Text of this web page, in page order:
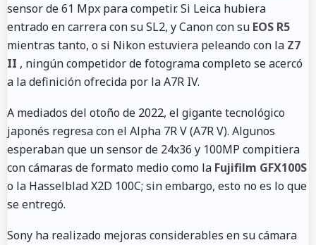
sensor de 61 Mpx para competir. Si Leica hubiera
entrado en carrera con su SL2, y Canon con su EOS R5
mientras tanto, o si Nikon estuviera peleando con la Z7
II , ningún competidor de fotograma completo se acercó
a la definición ofrecida por la A7R IV.
A mediados del otoño de 2022, el gigante tecnológico
japonés regresa con el Alpha 7R V (A7R V). Algunos
esperaban que un sensor de 24x36 y 100MP compitiera
con cámaras de formato medio como la Fujifilm GFX100S
o la Hasselblad X2D 100C; sin embargo, esto no es lo que
se entregó.
Sony ha realizado mejoras considerables en su cámara